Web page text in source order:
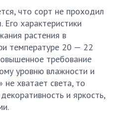
что сорт не проходил
характеристики
растения в
температуре 20 — 22
требование
уровню влажности и
не хватает света, то
и яркость,